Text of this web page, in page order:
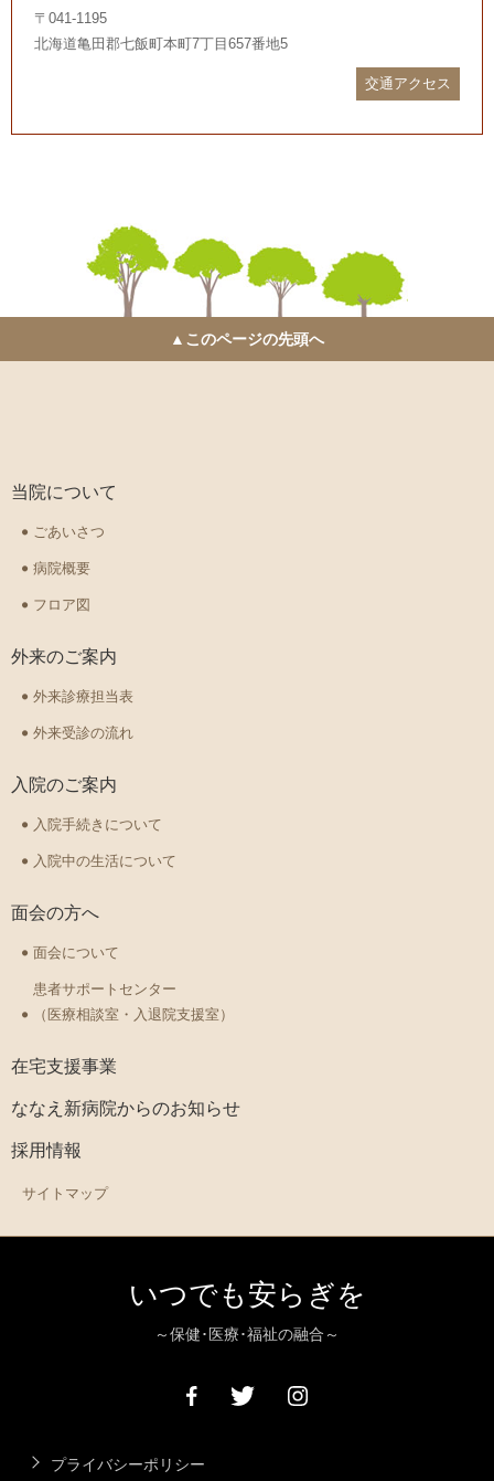
〒041-1195
北海道亀田郡七飯町本町7丁目657番地5
交通アクセス
▲このページの先頭へ
当院について
ごあいさつ
病院概要
フロア図
外来のご案内
外来診療担当表
外来受診の流れ
入院のご案内
入院手続きについて
入院中の生活について
面会の方へ
面会について
患者サポートセンター
（医療相談室・入退院支援室）
在宅支援事業
ななえ新病院からのお知らせ
採用情報
サイトマップ
いつでも安らぎを
～保健･医療･福祉の融合～
プライバシーポリシー